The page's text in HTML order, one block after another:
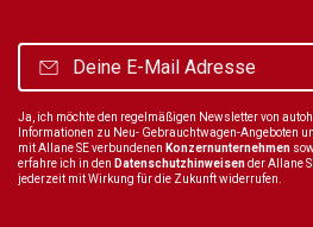
Ja, ich möchte den regelmäßigen Newsletter von
Informationen zu Neu- Gebrauchtwagen-Angeboten
mit Allane SE verbundenen Konzernunternehmen
erfahre ich in den Datenschutzhinweisender Allane
jederzeit mit Wirkung für die Zukunft widerrufen.